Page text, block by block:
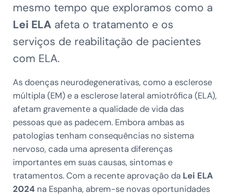
mesmo tempo que exploramos como a
Lei ELAafeta o tratamento e os
serviços de reabilitação de pacientes
com ELA.
As doenças neurodegenerativas, como a esclerose
múltipla (EM) e a esclerose lateral amiotrófica (ELA),
afetam gravemente a qualidade de vida das
pessoas que as padecem. Embora ambas as
patologias tenham consequências no sistema
nervoso, cada uma apresenta diferenças
importantes em suas causas, sintomas e
tratamentos. Com a recente aprovação da Lei ELA
2024na Espanha, abrem-se novas oportunidades